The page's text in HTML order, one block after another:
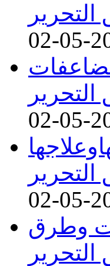
02-05-
02-05-
02-05-
وطرق